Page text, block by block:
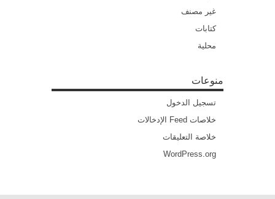
غير مصنف
كتابات
محلية
منوعات
تسجيل الدخول
خلاصات Feed الإدخالات
خلاصة التعليقات
WordPress.org